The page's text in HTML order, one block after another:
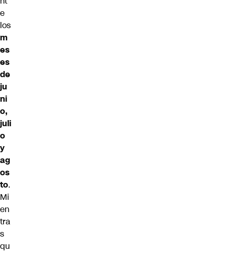
e
los
m
es
es
de
ju
ni
o,
juli
o
y
ag
os
to.
Mi
en
tra
s
qu